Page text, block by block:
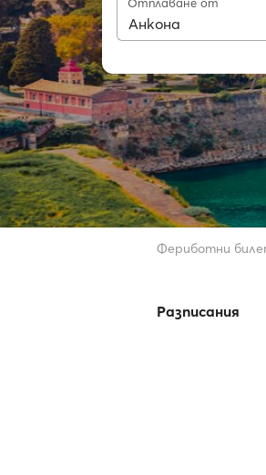
Фериботни
Разписания